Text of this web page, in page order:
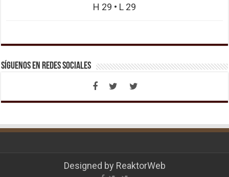
H 29 • L 29
Síguenos en Redes Sociales
Designed by ReaktorWeb